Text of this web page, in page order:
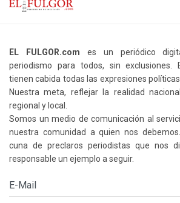
EL FULGOR.com es un periódico
periodismo para todos, sin exclusiones.
tienen cabida todas las expresiones
Nuestra meta, reflejar la realidad
regional y local.
Somos un medio de comunicación al
nuestra comunidad a quien nos
cuna de preclaros periodistas que nos
responsable un ejemplo a seguir.